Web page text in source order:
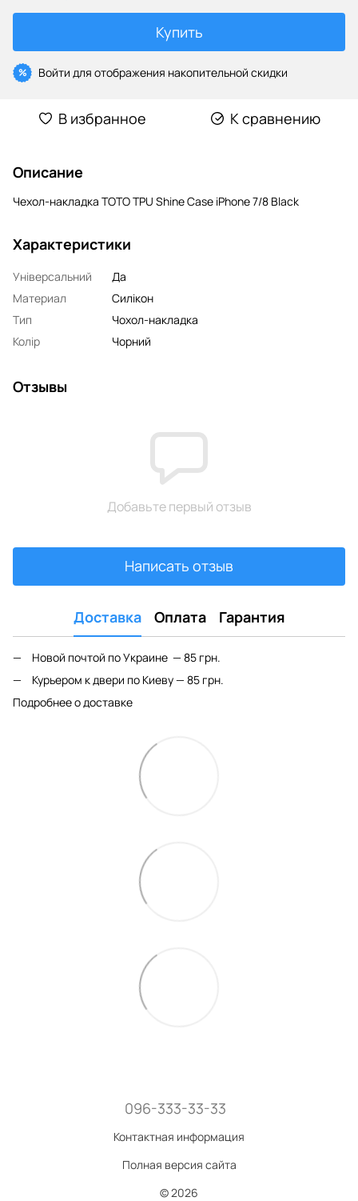
Купить
% Войти для отображения накопительной скидки
В избранное К сравнению
Описание
Чехол-накладка TOTO TPU Shine Case iPhone 7/8 Black
Характеристики
Універсальний
Да
Материал
Силікон
Тип
Чохол-накладка
Колір
Чорний
Отзывы
Добавьте первый отзыв
Написать отзыв
Доставка Оплата Гарантия
Новой почтой по Украине — 85 грн.
Курьером к двери по Киеву — 85 грн.
Подробнее о доставке
096-333-33-33
Контактная информация
Полная версия сайта
© 2026